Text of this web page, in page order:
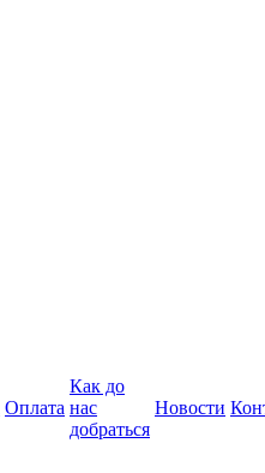
Оплата
Как до
нас
добраться
Новости